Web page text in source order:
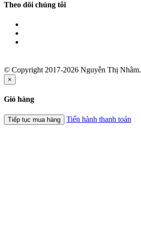
Theo dõi chúng tôi
© Copyright 2017-2026 Nguyễn Thị Nhâm.
×
Giỏ hàng
Tiếp tục mua hàng Tiến hành thanh toán